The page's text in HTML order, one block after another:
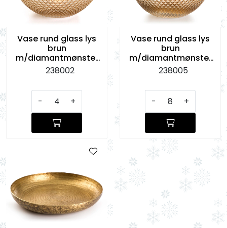
Vase rund glass lys
brun
m/diamantmønster
H:22 cm
238002
- +
Vase rund glass lys
brun
m/diamantmønster
H:18 cm
238005
- +